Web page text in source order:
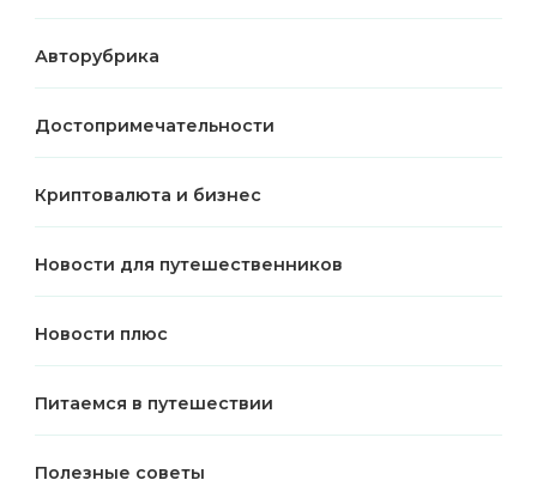
Авторубрика
Достопримечательности
Криптовалюта и бизнес
Новости для путешественников
Новости плюс
Питаемся в путешествии
Полезные советы